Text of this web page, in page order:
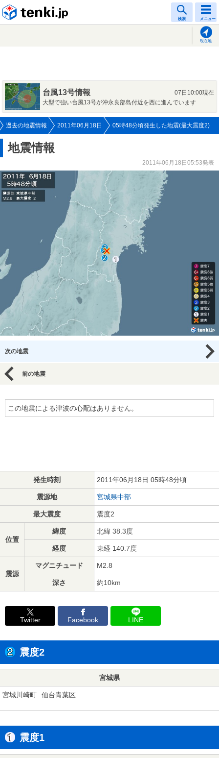
検索 メニュー
現在地
台風13号情報
07日10:00現在
大型で強い台風13号が沖永良部島付近を西に進んでいます
過去の地震情報 2011年06月18日 05時48分頃発生した地震(最大震度2)
地震情報
2011年06月18日05:53発表
次の地震
前の地震
この地震による津波の心配はありません。
発生時刻 2011年06月18日 05時48分頃
震源地 宮城県中部
最大震度 震度2
位置
緯度 北緯 38.3度
経度 東経 140.7度
震源
マグニチュード M2.8
深さ 約10km
Twitter Facebook LINE
震度2
宮城県
宮城川崎町 仙台青葉区
震度1